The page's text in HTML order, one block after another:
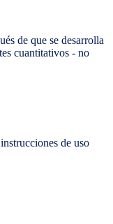
de que se desarrolla
cuantitativos - no
de uso